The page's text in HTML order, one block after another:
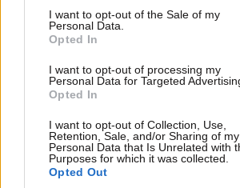
consent section.
I want to opt-out of the Sale of my
Personal Data.
Opted In
I want to opt-out of processing my
Personal Data for Targeted
Opted In
I want to opt-out of Collection, Use,
Retention, Sale, and/or Sharing of my
Personal Data that Is Unrelated with
Purposes for which it was collected.
Opted Out